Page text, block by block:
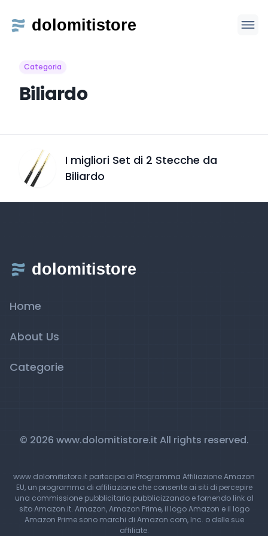
Categoria
Biliardo
I migliori Set di 2 Stecche da
Biliardo
Home
About Us
Categorie
© 2026 www.dolomitistore.it All rights reserved.
www.dolomitistore.it partecipa al Programma Affiliazione Amazon
EU, un programma di affiliazione che consente ai siti di percepire
una commissione pubblicitaria pubblicizzando e fornendo link al
sito Amazon.it. Amazon, Amazon Prime, il logo Amazon e il logo
Amazon Prime sono marchi di Amazon.com, Inc. o delle sue
affiliate.